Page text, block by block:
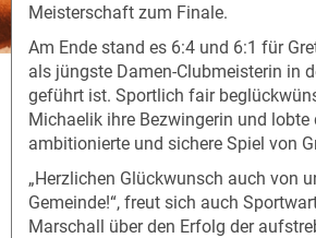
Meisterschaft zum Finale.
Am Ende stand es 6:4 und 6:1 für
als jüngste Damen-Clubmeisterin in
geführt ist. Sportlich fair
Michaelik ihre Bezwingerin und lobte
ambitionierte und sichere Spiel von
„Herzlichen Glückwunsch auch von
Gemeinde!“, freut sich auch
Marschall über den Erfolg der